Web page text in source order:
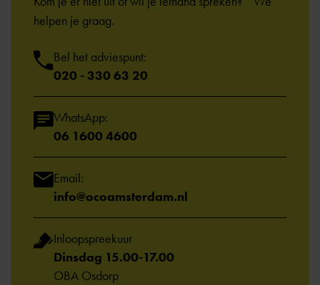
helpen je graag.
Bel het adviespunt:
020 - 330 63 20
WhatsApp:
06 1600 4600
Email:
info@ocoamsterdam.nl
Inloopspreekuur
Dinsdag 15.00-17.00
OBA Osdorp